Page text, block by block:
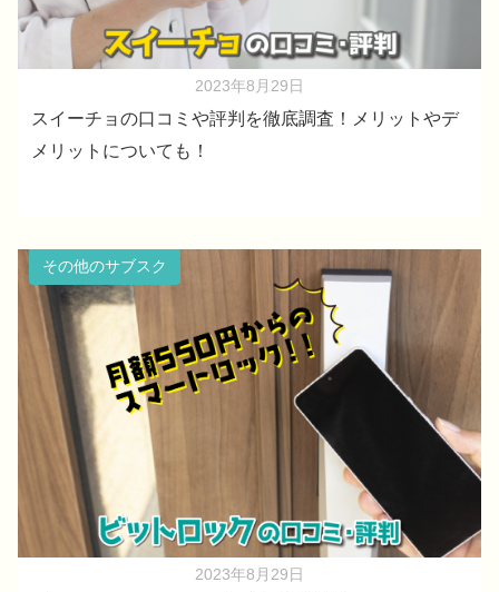
2023年8月29日
スイーチョの口コミや評判を徹底調査！メリットやデ
メリットについても！
その他のサブスク
2023年8月29日